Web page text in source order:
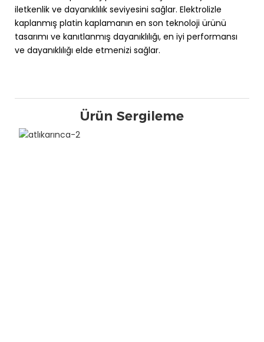
iletkenlik ve dayanıklılık seviyesini sağlar. Elektrolizle
kaplanmış platin kaplamanın en son teknoloji ürünü
tasarımı ve kanıtlanmış dayanıklılığı, en iyi performansı
ve dayanıklılığı elde etmenizi sağlar.
Ürün Sergileme